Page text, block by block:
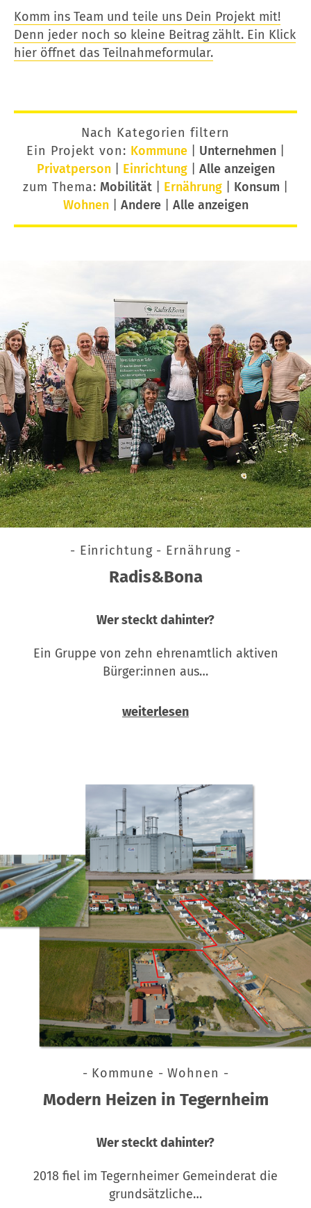
Komm ins Team und teile uns Dein Projekt mit!
Denn jeder noch so kleine Beitrag zählt. Ein Klick
hier öffnet das Teilnahmeformular.
Nach Kategorien filtern
Ein Projekt von: Kommune| Unternehmen|
Privatperson| Einrichtung| Alle anzeigen
zum Thema: Mobilität Ernährung Konsum
Wohnen| Andere| Alle anzeigen
- Einrichtung - Ernährung -
Radis&Bona
Wer steckt dahinter?
Ein Gruppe von zehn ehrenamtlich aktiven
Bürger:innen aus…
weiterlesen
- Kommune - Wohnen -
Modern Heizen in Tegernheim
Wer steckt dahinter?
2018 fiel im Tegernheimer Gemeinderat die
grundsätzliche…